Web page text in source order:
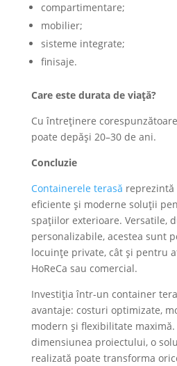
compartimentare;
mobilier;
sisteme integrate;
finisaje.
Care este durata de viață?
Cu întreținere
poate depăși 20–30 de ani.
Concluzie
Containerele terasă
eficiente și moderne soluții
spațiilor exterioare. Versatile,
personalizabile, acestea sunt
locuințe private, cât și pentru
HoReCa sau comercial.
Investiția într-un container
avantaje: costuri optimizate,
modern și flexibilitate
dimensiunea proiectului, o
realizată poate transforma